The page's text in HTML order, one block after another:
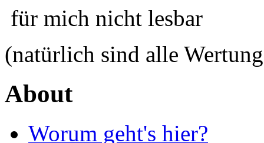
für mich nicht lesbar
(natürlich sind alle
About
Worum geht's hier?